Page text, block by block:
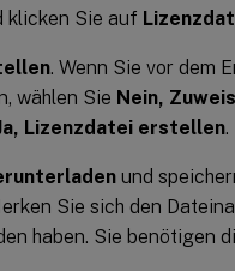
klicken Sie auf
. Wenn Sie vor dem
wählen Sie Nein,
Lizenzdatei erstellen.
und
Sie sich den
haben. Sie benötigen